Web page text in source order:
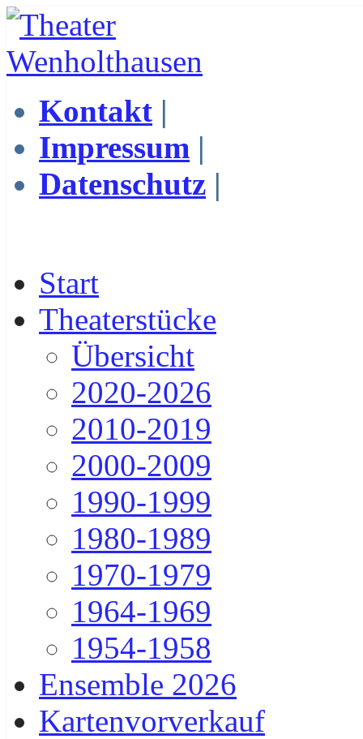
Kontakt |
Impressum |
Datenschutz |
Start
Theaterstücke
Übersicht
2020-2026
2010-2019
2000-2009
1990-1999
1980-1989
1970-1979
1964-1969
1954-1958
Ensemble 2026
Kartenvorverkauf